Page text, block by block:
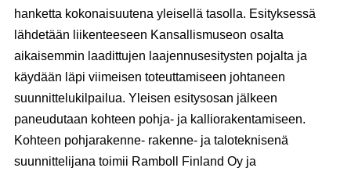
hanketta kokonaisuutena yleisellä tasolla. Esityksessä
lähdetään liikenteeseen Kansallismuseon osalta
aikaisemmin laadittujen laajennusesitysten pojalta ja
käydään läpi viimeisen toteuttamiseen johtaneen
suunnittelukilpailua. Yleisen esitysosan jälkeen
paneudutaan kohteen pohja- ja kalliorakentamiseen.
Kohteen pohjarakenne- rakenne- ja taloteknisenä
suunnittelijana toimii Ramboll Finland Oy ja